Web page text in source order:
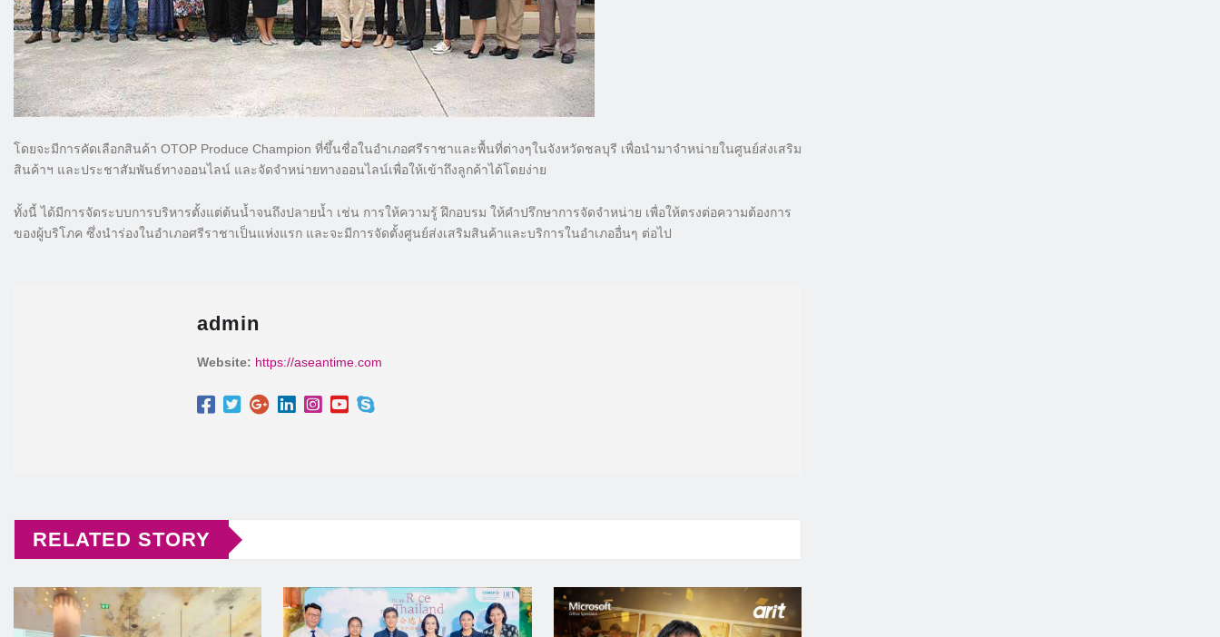
โดยจะมีการคัดเลือกสินค้า OTOP Produce Champion ที่ขึ้นชื่อในอำเภอศรีราชาและพื้นที่ต่างๆในจังหวัดชลบุรี เพื่อนำมาจำหน่ายในศูนย์ส่งเสริม
สินค้าฯ และประชาสัมพันธ์ทางออนไลน์ และจัดจำหน่ายทางออนไลน์เพื่อให้เข้าถึงลูกค้าได้โดยง่าย
ทั้งนี้ ได้มีการจัดระบบการบริหารตั้งแต่ต้นน้ำจนถึงปลายน้ำ เช่น การให้ความรู้ ฝึกอบรม ให้คำปรึกษาการจัดจำหน่าย เพื่อให้ตรงต่อความต้องการ
ของผู้บริโภค ซึ่งนำร่องในอำเภอศรีราชาเป็นแห่งแรก และจะมีการจัดตั้งศูนย์ส่งเสริมสินค้าและบริการในอำเภออื่นๆ ต่อไป
admin
Website: https://aseantime.com
RELATED STORY